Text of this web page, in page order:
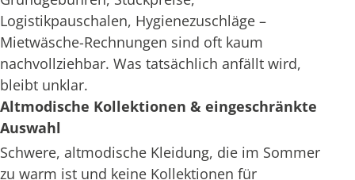
Logistikpauschalen, Hygienezuschläge –
Mietwäsche-Rechnungen sind oft kaum
nachvollziehbar. Was tatsächlich anfällt wird,
bleibt unklar.
Altmodische Kollektionen & eingeschränkte
Auswahl
Schwere, altmodische Kleidung, die im Sommer
zu warm ist und keine Kollektionen für